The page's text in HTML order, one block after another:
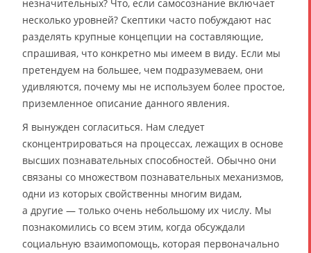
незначительных? Что, если самосознание включает
несколько уровней? Скептики часто побуждают нас
разделять крупные концепции на составляющие,
спрашивая, что конкретно мы имеем в виду. Если мы
претендуем на большее, чем подразумеваем, они
удивляются, почему мы не используем более простое,
приземленное описание данного явления.
Я вынужден согласиться. Нам следует
сконцентрироваться на процессах, лежащих в основе
высших познавательных способностей. Обычно они
связаны со множеством познавательных механизмов,
одни из которых свойственны многим видам,
а другие — только очень небольшому их числу. Мы
познакомились со всем этим, когда обсуждали
социальную взаимопомощь, которая первоначально